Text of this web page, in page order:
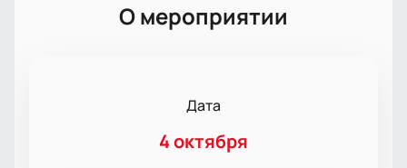
О мероприятии
Дата
4 октября